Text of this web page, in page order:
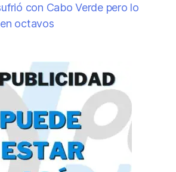
con Cabo Verde pero lo
octavos